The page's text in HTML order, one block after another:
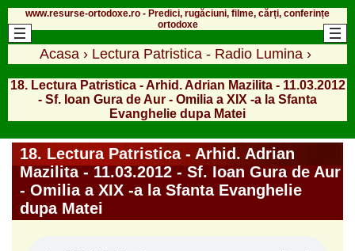
www.resurse-ortodoxe.ro - Predici, rugăciuni, filme, cărți, conferințe
ortodoxe
Acasa › Lectura Patristica - Radio Lumina ›
18. Lectura Patristica - Arhid. Adrian Mazilita - 11.03.2012
- Sf. Ioan Gura de Aur - Omilia a XIX -a la Sfanta
Evanghelie dupa Matei
18. Lectura Patristica - Arhid. Adrian
Mazilita - 11.03.2012 - Sf. Ioan Gura de Aur
- Omilia a XIX -a la Sfanta Evanghelie
dupa Matei